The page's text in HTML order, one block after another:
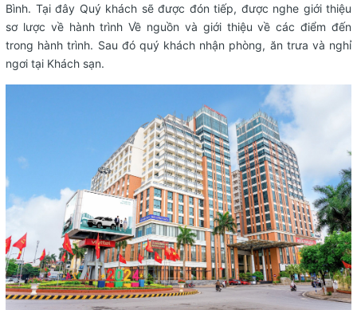
Bình. Tại đây Quý khách sẽ được đón tiếp, được nghe giới thiệu
sơ lược về hành trình Về nguồn và giới thiệu về các điểm đến
trong hành trình. Sau đó quý khách nhận phòng, ăn trưa và nghỉ
ngơi tại Khách sạn.